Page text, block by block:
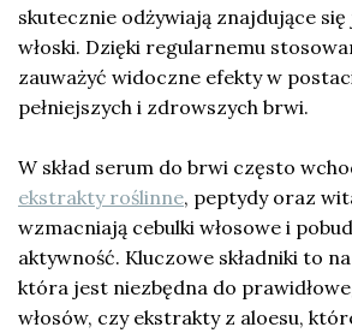
skutecznie odżywiają znajdujące
włoski. Dzięki regularnemu
zauważyć widoczne efekty w
pełniejszych i zdrowszych brwi.
W skład serum do brwi często
ekstrakty roślinne, peptydy oraz
wzmacniają cebulki włosowe i
aktywność. Kluczowe składniki to
która jest niezbędna do
włosów, czy ekstrakty z aloesu,